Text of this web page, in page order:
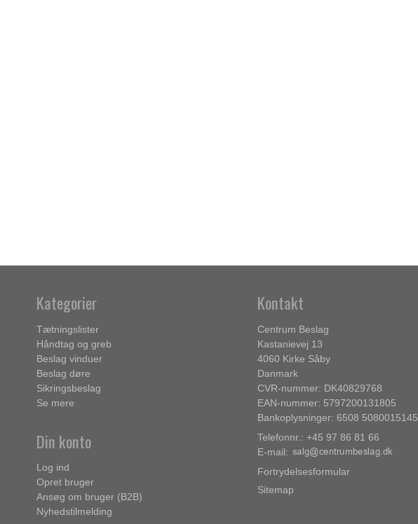
Kategorier
Tætningslister
Håndtag og greb
Beslag vinduer
Beslag døre
Sikringsbeslag
Se mere
Din konto
Log ind
Opret bruger
Ansøg om bruger (B2B)
Nyhedstilmelding
Kontakt
Centrum Beslag
Kastanievej 13
4060 Kirke Såby
Danmark
CVR-nummer: DK40829768
EAN-nummer: 5797200131805
Bankoplysninger: 6508 5080015145
Telefonnr.: +45 97 86 81 66
E-mail:
Fortrydelsesformular
Sitemap